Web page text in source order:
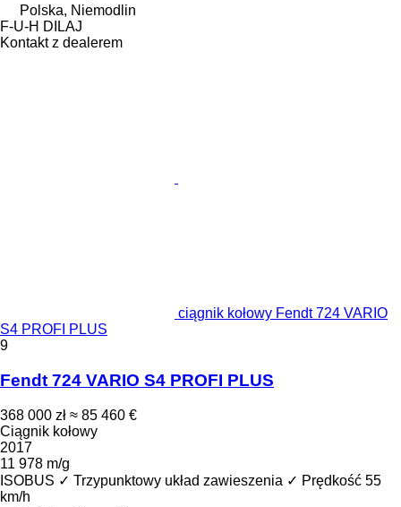
Polska, Niemodlin
F-U-H DILAJ
Kontakt z dealerem
ciągnik kołowy Fendt 724 VARIO
S4 PROFI PLUS
9
Fendt 724 VARIO S4 PROFI PLUS
368 000 zł ≈ 85 460 €
Ciągnik kołowy
2017
11 978 m/g
ISOBUS ✓ Trzypunktowy układ zawieszenia ✓ Prędkość 55
km/h